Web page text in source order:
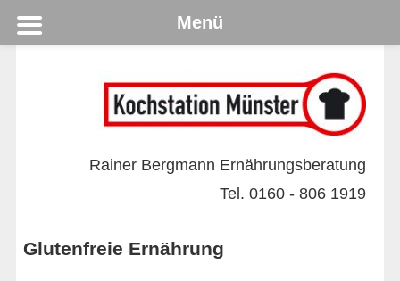
Rainer Bergmann Ernährungsberatung
Tel. 0160 - 806 1919
Glutenfreie Ernährung
Menü